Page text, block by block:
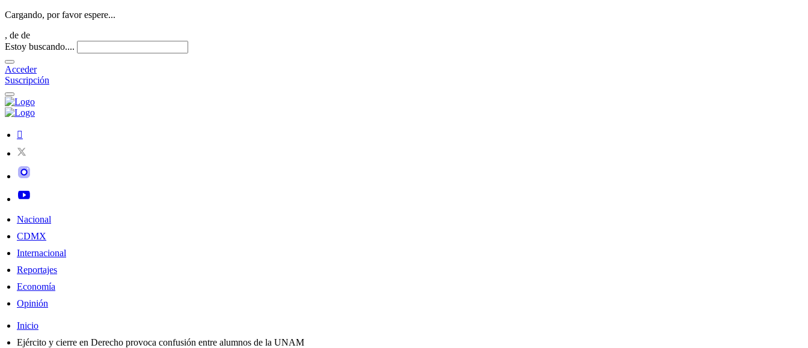
Cargando, por favor espere...
, de de
Estoy buscando....
Acceder
Suscripción
Nacional
CDMX
Internacional
Reportajes
Economía
Opinión
Inicio
Ejército y cierre en Derecho provoca confusión entre alumnos de la UNAM